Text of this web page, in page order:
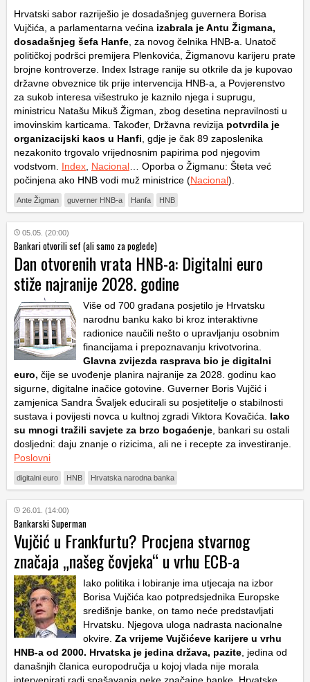
Hrvatski sabor razriješio je dosadašnjeg guvernera Borisa
Vujčića, a parlamentarna većina izabrala je Antu Žigmana,
dosadašnjeg šefa Hanfe, za novog čelnika HNB-a. Unatoč
političkoj podršci premijera Plenkovića, Žigmanovu karijeru prate
brojne kontroverze. Index Istrage ranije su otkrile da je kupovao
državne obveznice tik prije intervencija HNB-a, a Povjerenstvo
za sukob interesa višestruko je kaznilo njega i suprugu,
ministricu Natašu Mikuš Žigman, zbog desetina nepravilnosti u
imovinskim karticama. Također, Državna revizija potvrdila je
organizacijski kaos u Hanfi, gdje je čak 89 zaposlenika
nezakonito trgovalo vrijednosnim papirima pod njegovim
vodstvom. Index, Nacional… Oporba o Žigmanu: Šteta već
počinjena ako HNB vodi muž ministrice (Nacional).
Ante Žigman guverner HNB-a Hanfa HNB
05.05. (20:00)
Bankari otvorili sef (ali samo za poglede)
Dan otvorenih vrata HNB-a: Digitalni euro
stiže najranije 2028. godine
Više od 700 građana posjetilo je Hrvatsku
narodnu banku kako bi kroz interaktivne
radionice naučili nešto o upravljanju osobnim
financijama i prepoznavanju krivotvorina.
Glavna zvijezda rasprava bio je digitalni
euro, čije se uvođenje planira najranije za 2028. godinu kao
sigurne, digitalne inačice gotovine. Guverner Boris Vujčić i
zamjenica Sandra Švaljek educirali su posjetitelje o stabilnosti
sustava i povijesti novca u kultnoj zgradi Viktora Kovačića. Iako
su mnogi tražili savjete za brzo bogaćenje, bankari su ostali
dosljedni: daju znanje o rizicima, ali ne i recepte za investiranje.
Poslovni
digitalni euro HNB Hrvatska narodna banka
26.01. (14:00)
Bankarski Superman
Vujčić u Frankfurtu? Procjena stvarnog
značaja „našeg čovjeka“ u vrhu ECB-a
Iako politika i lobiranje ima utjecaja na izbor
Borisa Vujčića kao potpredsjednika Europske
središnje banke, on tamo neće predstavljati
Hrvatsku. Njegova uloga nadrasta nacionalne
okvire. Za vrijeme Vujčićeve karijere u vrhu
HNB-a od 2000. Hrvatska je jedina država, pazite, jedina od
današnjih članica europodručja u kojoj vlada nije morala